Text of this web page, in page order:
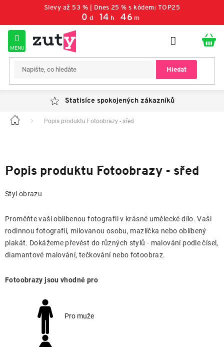
Slevy až 53 % | Dnes 25 % s kódem: TOP25
0 d 14 h 46 m
Hledat
Statisíce spokojených zákazníků
Domů Popis produktu Fotoobrazy - sřed
Popis produktu Fotoobrazy - sřed
Styl obrazu
Proměňte vaši oblíbenou fotografii v krásné umělecké dílo. Vaši
rodinnou fotografii, milovanou osobu, mazlíčka nebo oblíbený
plakát. Dokážeme převést do různých stylů - malování podle čísel,
diamantové malování, tečkování nebo fotoobraz.
Fotoobrazy jsou vhodné pro
Pro muže